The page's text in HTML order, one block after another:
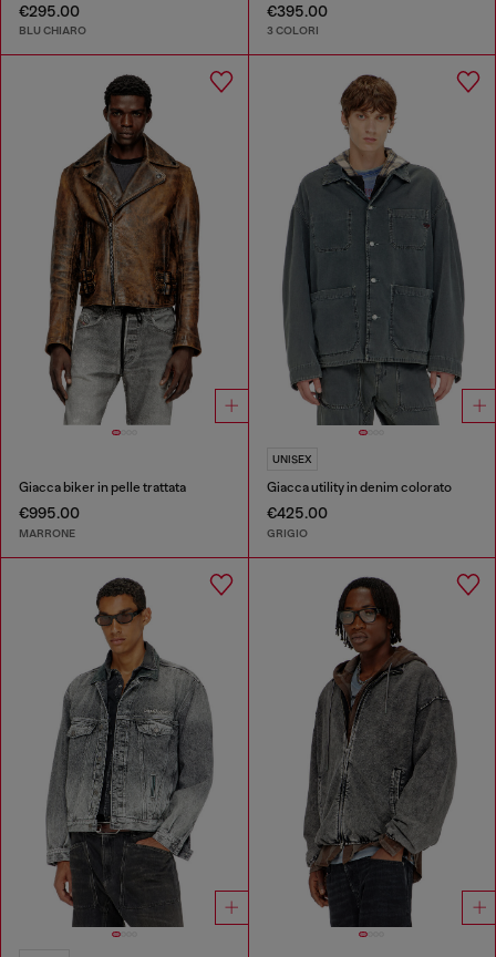
€295.00
BLU CHIARO
€395.00
3 COLORI
Giacca biker in pelle trattata
€995.00
MARRONE
UNISEX
Giacca utility in denim colorato
€425.00
GRIGIO